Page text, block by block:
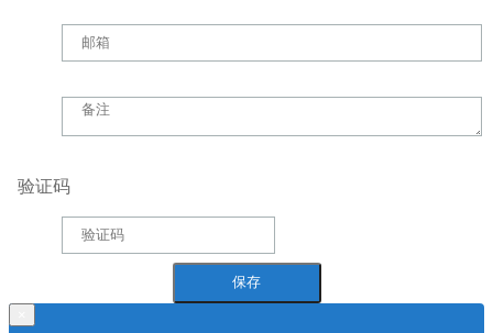
验证码